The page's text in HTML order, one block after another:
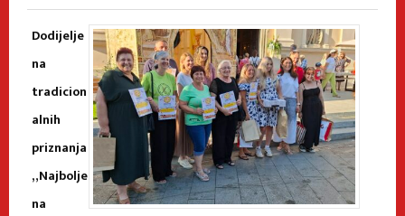
Dodijelje
na
tradicion
alnih
priznanja
„Najbolje
na